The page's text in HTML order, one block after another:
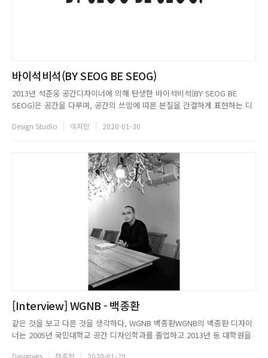
바이석비석(BY SEOG BE SEOG)
2013년 석준웅 공간디자이너에 의해 탄생한 바이석비석(BY SEOG BE
SEOG)은 공간을 다루며, 공간의 쓰임에 따른 본질을 간결하게 표현하는 디
근본적인 목적을 찾는 것부터 시작하여, 가시적인 성과를 만들어내는 것을
Design Studio 이지민 2020-01-30
[Interview] WGNB - 백종환
같은 것을 보고 다른 것을 생각하다, WGNB 백종환WGNB의 백종환 디자이
너는 2005년 국민대학교 공간 디자인학과를 졸업하고 2013년 동 대학원을